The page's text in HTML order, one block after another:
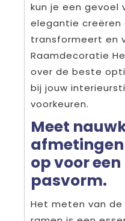
kun je een gevoel
elegantie
transformeert en
Raamdecoratie
over de beste
bij jouw
voorkeuren.
Meet
op voor
pasvorm.
Het meten van